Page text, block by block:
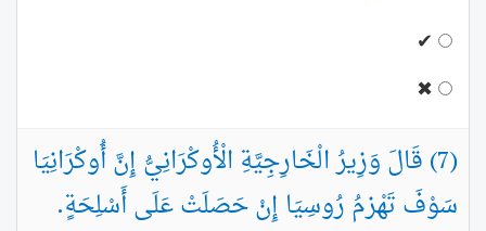
✔
✖
(7) قَالَ وَزِيرُ الْخَارِجِيَّةِ الْأُوكْرَانِيُّ إِنَّ أُوكْرَانِيَا
سَوْفَ تَهْزمُ رُوسِيَا إِنْ حَصَلَتْ عَلَى أَسْلِحَةٍ.